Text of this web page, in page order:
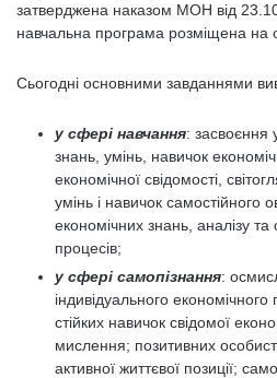
затверджена наказом МОН від
навчальна програма розміщена на
Сьогодні основними завданнями
у сфері навчання: засвоєння
знань, умінь, навичок
економічної свідомості,
умінь і навичок самостійного
економічних знань, аналізу
процесів;
у сфері самопізнання:
індивідуального
стійких навичок свідомої
мислення; позитивних
активної життєвої позиції;